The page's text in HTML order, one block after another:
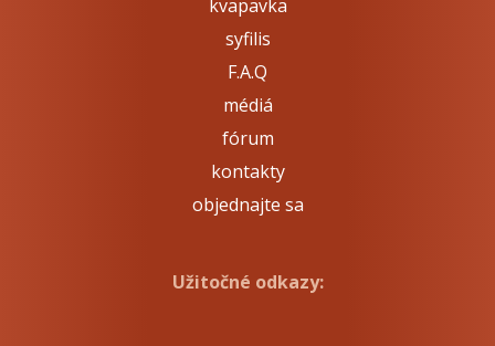
kvapavka
syfilis
F.A.Q
médiá
fórum
kontakty
objednajte sa
Užitočné odkazy: